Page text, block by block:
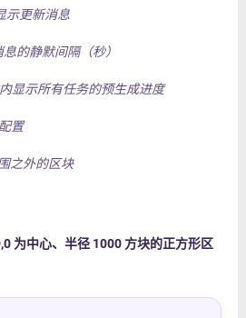
示更新消息
的静默间隔（秒）
显示所有任务的预生成进度
置
之外的区块
为中心、半径 1000 方块的正方形区